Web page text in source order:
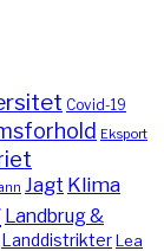
Covid-19
Eksport
Jagt Klima
Landbrug &
LanddistrikterLea